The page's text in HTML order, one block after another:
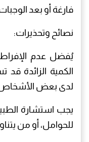
فارغة أو بعد
نصائح وتحذيرات:
يُفضل عدم
الكمية الزائدة قد
لدى بعض
يجب استشارة
للحوامل، أو من